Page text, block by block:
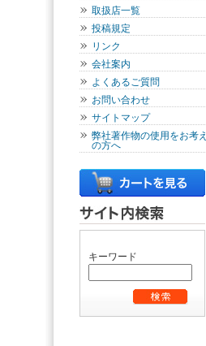
取扱店一覧
投稿規定
リンク
会社案内
よくあるご質問
お問い合わせ
サイトマップ
弊社著作物の使用をお考え
の方へ
キーワード